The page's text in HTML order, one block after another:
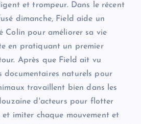
et trompeur. Dans le récent
dimanche, Field aide un
Colin pour améliorer sa vie
en pratiquant un premier
Après que Field ait vu
documentaires naturels pour
travaillent bien dans les
d'acteurs pour flotter
imiter chaque mouvement et